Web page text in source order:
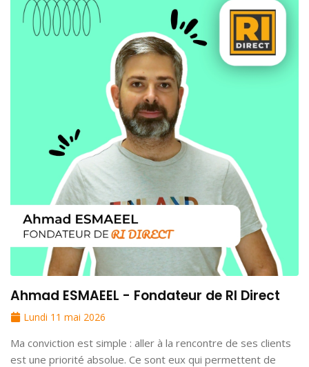
Ahmad ESMAEEL - Fondateur de RI Direct
Lundi 11 mai 2026
Ma conviction est simple : aller à la rencontre de ses clients
est une priorité absolue. Ce sont eux qui permettent de